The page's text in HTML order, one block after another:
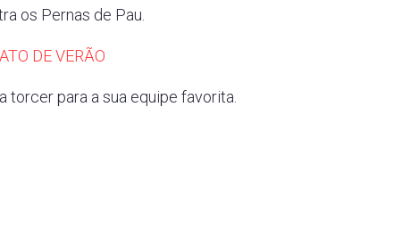
os Pernas de Pau.
DE VERÃO
torcer para a sua equipe favorita.